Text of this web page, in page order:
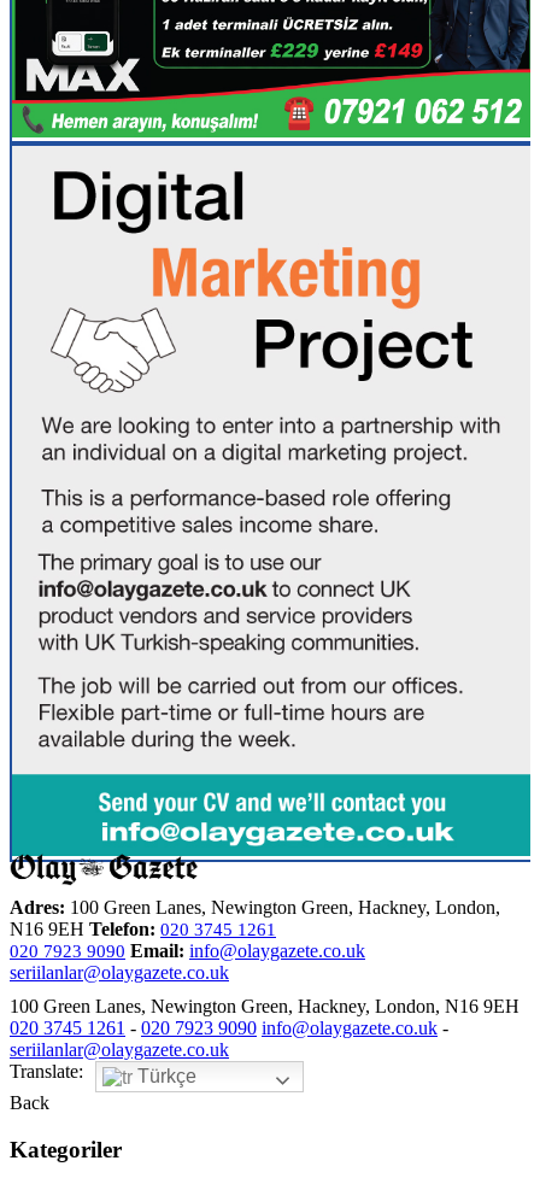
Adres: 100 Green Lanes, Newington Green, Hackney, London,
N16 9EH Telefon: 020 3745 1261
020 7923 9090 Email: info@olaygazete.co.uk
seriilanlar@olaygazete.co.uk
100 Green Lanes, Newington Green, Hackney, London, N16 9EH
020 3745 1261 - 020 7923 9090 info@olaygazete.co.uk -
seriilanlar@olaygazete.co.uk
Translate:
Türkçe
Back
Kategoriler